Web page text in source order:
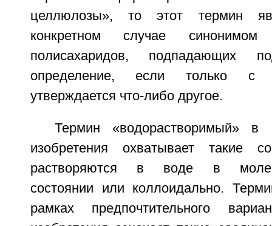
целлюлозы», то этот термин
конкретном случае
полисахаридов, подпадающих
определение, если только с
утверждается что-либо другое.
Термин «водорастворимый» в
изобретения охватывает такие
растворяются в воде в
состоянии или коллоидально.
рамках предпочтительного